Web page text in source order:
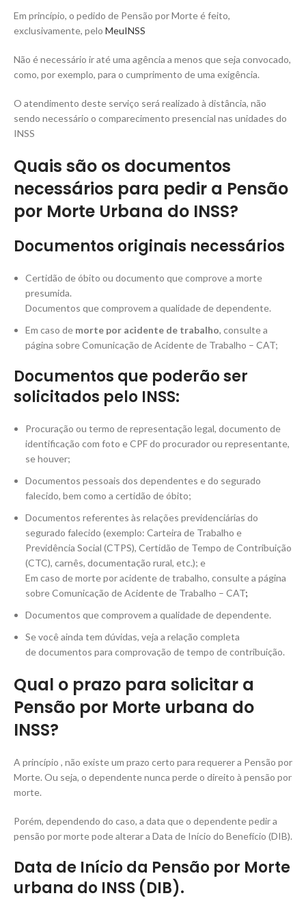
Em princípio, o pedido de Pensão por Morte é feito,
exclusivamente, pelo MeuINSS
Não é necessário ir até uma agência a menos que seja convocado,
como, por exemplo, para o cumprimento de uma exigência.
O atendimento deste serviço será realizado à distância, não
sendo necessário o comparecimento presencial nas unidades do
INSS
Quais são os documentos
necessários para pedir a Pensão
por Morte Urbana do INSS?
Documentos originais necessários
Certidão de óbito ou documento que comprove a morte
presumida.
Documentos que comprovem a qualidade de dependente.
Em caso de morte por acidente de trabalho, consulte a
página sobre Comunicação de Acidente de Trabalho – CAT;
Documentos que poderão ser
solicitados pelo INSS:
Procuração ou termo de representação legal, documento de
identificação com foto e CPF do procurador ou representante,
se houver;
Documentos pessoais dos dependentes e do segurado
falecido, bem como a certidão de óbito;
Documentos referentes às relações previdenciárias do
segurado falecido (exemplo: Carteira de Trabalho e
Previdência Social (CTPS), Certidão de Tempo de Contribuição
(CTC), carnês, documentação rural, etc.); e
Em caso de morte por acidente de trabalho, consulte a página
sobreComunicação de Acidente de Trabalho – CAT;
Documentos que comprovem a qualidade de dependente.
Se você ainda tem dúvidas, veja a relação completa
de documentos para comprovação de tempo de contribuição.
Qual o prazo para solicitar a
Pensão por Morte urbana do
INSS?
A princípio , não existe um prazo certo para requerer a Pensão por
Morte. Ou seja, o dependente nunca perde o direito à pensão por
morte.
Porém, dependendo do caso, a data que o dependente pedir a
pensão por morte pode alterar a Data de Início do Benefício (DIB).
Data de Início da Pensão por Morte
urbana do INSS (DIB).